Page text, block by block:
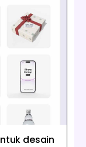
desain